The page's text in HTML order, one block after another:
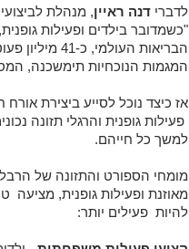
לדברי דנה ראיין, מנהלת
"כשמדובר בילדים ופעילות
הבריאות
המגמות הנוכחיות תימשכנה,
אז כיצד נוכל לסייע ביצירת
פעילות גופנית והרגלי תזונה
למשך כל חייהם.
מומחי הספורט והתזונה של
מאוזנת ופעילות גופנית, מציעה
להיות פעילים יותר: